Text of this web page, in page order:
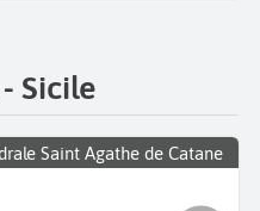
Sicile
Saint Agathe de Catane